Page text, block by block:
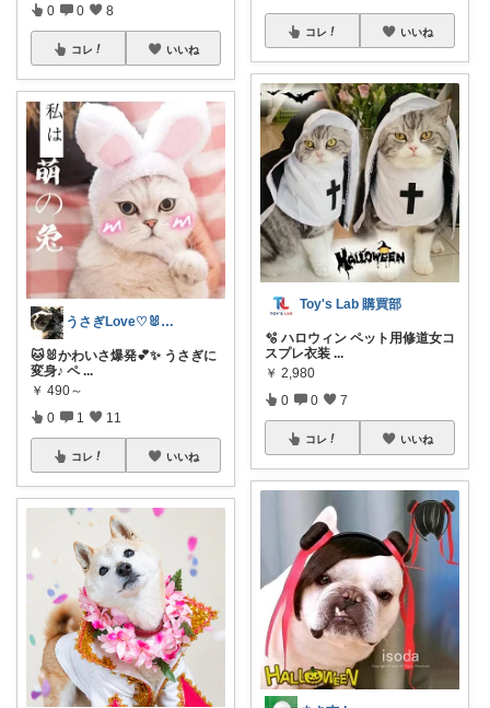
0 0 8
コレ いいね
うさぎLove♡🐰みーちゃん🐰
🐱🐰かわいさ爆発💕✨ うさぎに
変身♪ ペ ...
￥ 490～
0 1 11
コレ いいね
コレ いいね
Toy's Lab 購買部
🫧 ハロウィン ペット用修道女コ
スプレ衣装 ...
￥ 2,980
0 0 7
コレ いいね